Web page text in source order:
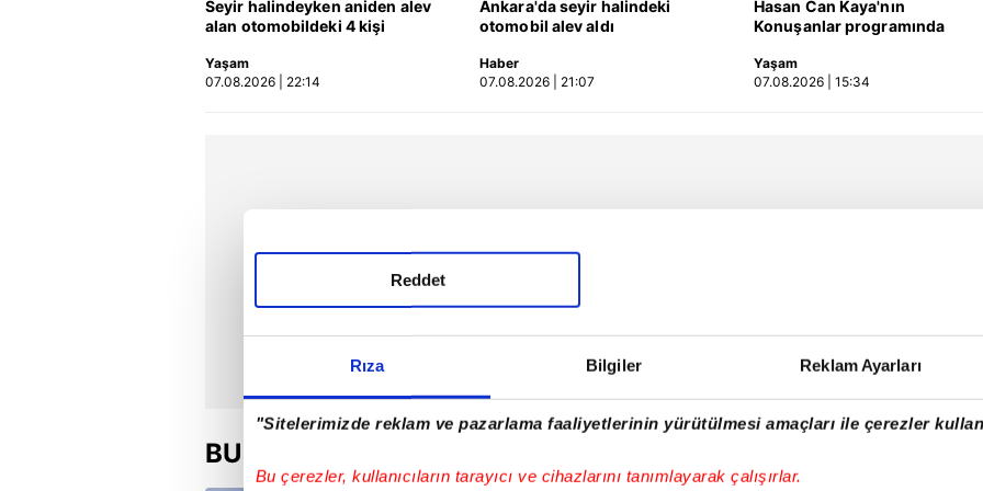
Rıza Bilgiler Reklam Ayarları
"Sitelerimizde reklam ve pazarlama faaliyetlerinin yürütülmesi amaçları ile çerezler
Bu çerezler, kullanıcıların tarayıcı ve cihazlarını tanımlayarak çalışırlar.
Reddet
Seyir halindeyken aniden alev
alan otomobildeki 4 kişi
Yaşam
07.08.2026 | 22:14
Ankara'da seyir halindeki
otomobil alev aldı
Haber
07.08.2026 | 21:07
Hasan Can Kaya'nın
Konuşanlar programında
seyirciye gözaltı | Video
Yaşam
07.08.2026 | 15:34
BU HAFTA